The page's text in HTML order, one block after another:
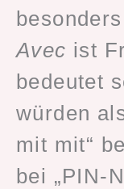
Avec ist
bedeutet
würden
mit mit“
bei „PIN-